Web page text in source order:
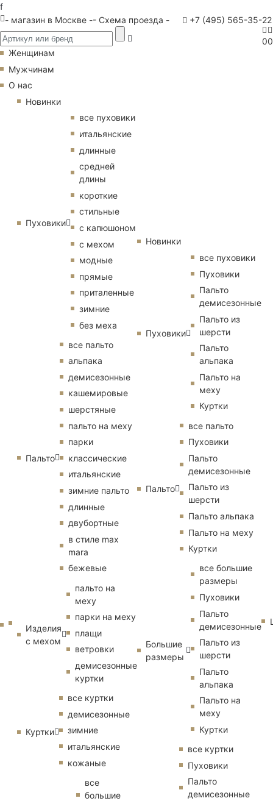
f
- магазин в Москве -- Схема проезда - +7 (495) 565-35-22
00
Женщинам
Мужчинам
О нас
Новинки
Пуховики
все пуховики
итальянские
длинные
средней
длины
короткие
стильные
с капюшоном
с мехом
модные
прямые
приталенные
зимние
без меха
Пальто
все пальто
альпака
демисезонные
кашемировые
шерстяные
пальто на меху
парки
классические
итальянские
зимние пальто
длинные
двубортные
в стиле max
mara
бежевые
Изделия
с мехом
пальто на
меху
парки на меху
плащи
ветровки
демисезонные
куртки
Куртки
все куртки
демисезонные
зимние
итальянские
кожаные
все
большие
Новинки
Пуховики
все пуховики
Пуховики
Пальто
демисезонные
Пальто из
шерсти
Пальто
альпака
Пальто на
меху
Куртки
Пальто
все пальто
Пуховики
Пальто
демисезонные
Пальто из
шерсти
Пальто альпака
Пальто на меху
Куртки
Большие
размеры
все большие
размеры
Пуховики
Пальто
демисезонные
Пальто из
шерсти
Пальто
альпака
Пальто на
меху
Куртки
все куртки
Пуховики
Пальто
демисезонные